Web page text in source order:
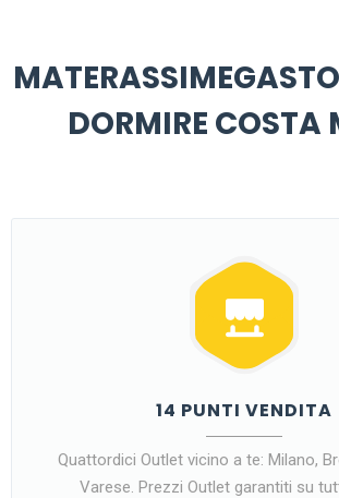
DORMIRE COSTA
14 PUNTI VENDITA
Quattordici Outlet vicino a te: Milano,
Varese. Prezzi Outlet garantiti su